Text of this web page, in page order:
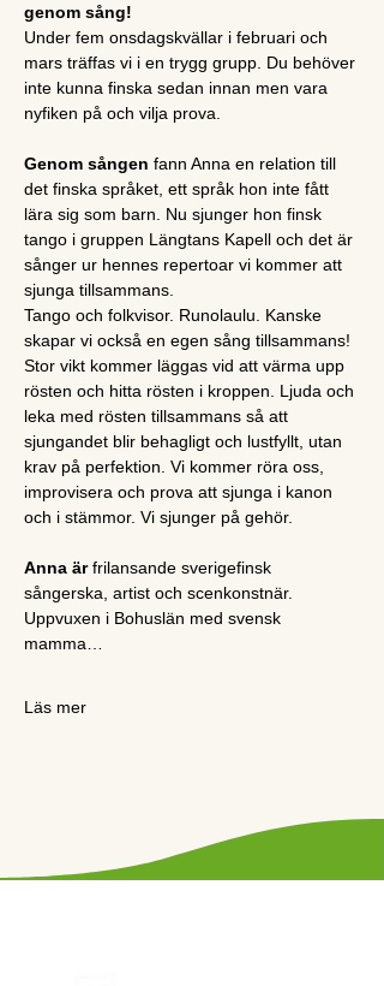
genom sång!
Under fem onsdagskvällar i februari och
mars träffas vi i en trygg grupp. Du behöver
inte kunna finska sedan innan men vara
nyfiken på och vilja prova.
Genom sången fann Anna en relation till
det finska språket, ett språk hon inte fått
lära sig som barn. Nu sjunger hon finsk
tango i gruppen Längtans Kapell och det är
sånger ur hennes repertoar vi kommer att
sjunga tillsammans.
Tango och folkvisor. Runolaulu. Kanske
skapar vi också en egen sång tillsammans!
Stor vikt kommer läggas vid att värma upp
rösten och hitta rösten i kroppen. Ljuda och
leka med rösten tillsammans så att
sjungandet blir behagligt och lustfyllt, utan
krav på perfektion. Vi kommer röra oss,
improvisera och prova att sjunga i kanon
och i stämmor. Vi sjunger på gehör.
Anna är frilansande sverigefinsk
sångerska, artist och scenkonstnär.
Uppvuxen i Bohuslän med svensk
mamma…
Läs mer